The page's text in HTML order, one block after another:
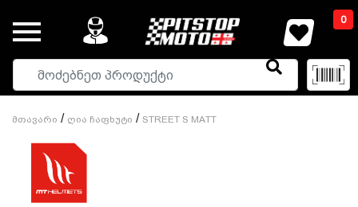
0
Მთავარი / Ღია Ჩაფხუტი / STREET S MATT